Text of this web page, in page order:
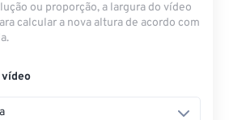
ou proporção, a largura do vídeo
calcular a nova altura de acordo com
vídeo